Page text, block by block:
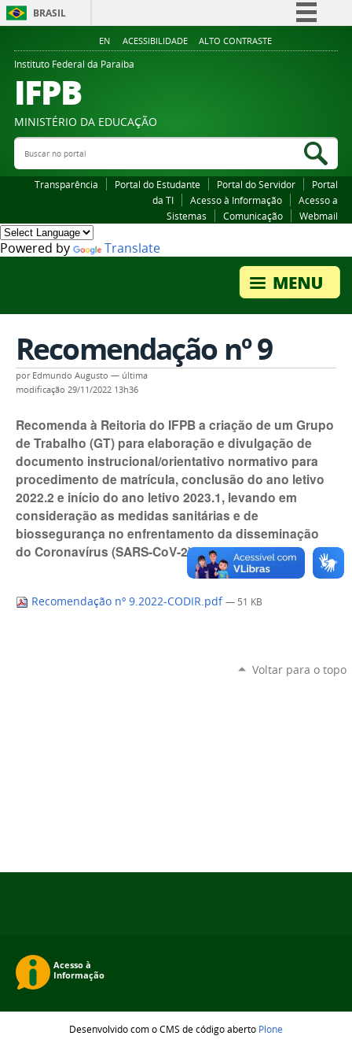
BRASIL
Simplifique!
Legislação
EN ACESSIBILIDADE ALTO CONTRASTE
Instituto Federal da Paraiba
IFPB
MINISTÉRIO DA EDUCAÇÃO
Buscar no portal
Transparência Portal do Estudante Portal do Servidor
Portal
da TI
Acesso à Informação
Acesso a
Sistemas
Comunicação Webmail
Powered by Translate
Recomendação nº 9
por Edmundo Augusto — última
modificação 29/11/2022 13h36
Recomenda à Reitoria do IFPB a criação de um Grupo
de Trabalho (GT) para elaboração e divulgação de
documento instrucional/orientativo normativo para
procedimento de matrícula, conclusão do ano letivo
2022.2 e início do ano letivo 2023.1, levando em
consideração as medidas sanitárias e de
biossegurança no enfrentamento da disseminação
do Coronavírus (SARS-CoV-2).
Recomendação nº 9.2022-CODIR.pdf — 51 KB
Voltar para o topo
Desenvolvido com o CMS de código aberto Plone